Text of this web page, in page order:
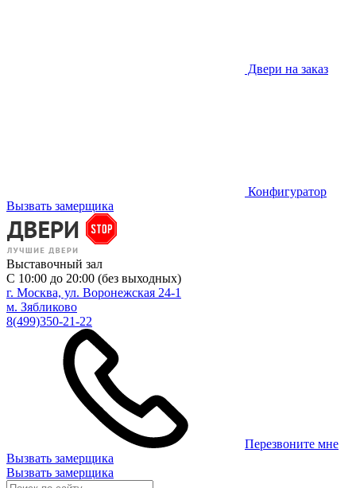
Двери на заказ
Конфигуратор
Вызвать замерщика
Выставочный зал
С 10:00 до 20:00 (без выходных)
г. Москва, ул. Воронежская 24-1
м. Зябликово
8(499)350-21-22
Перезвоните мне
Вызвать замерщика
Вызвать замерщика